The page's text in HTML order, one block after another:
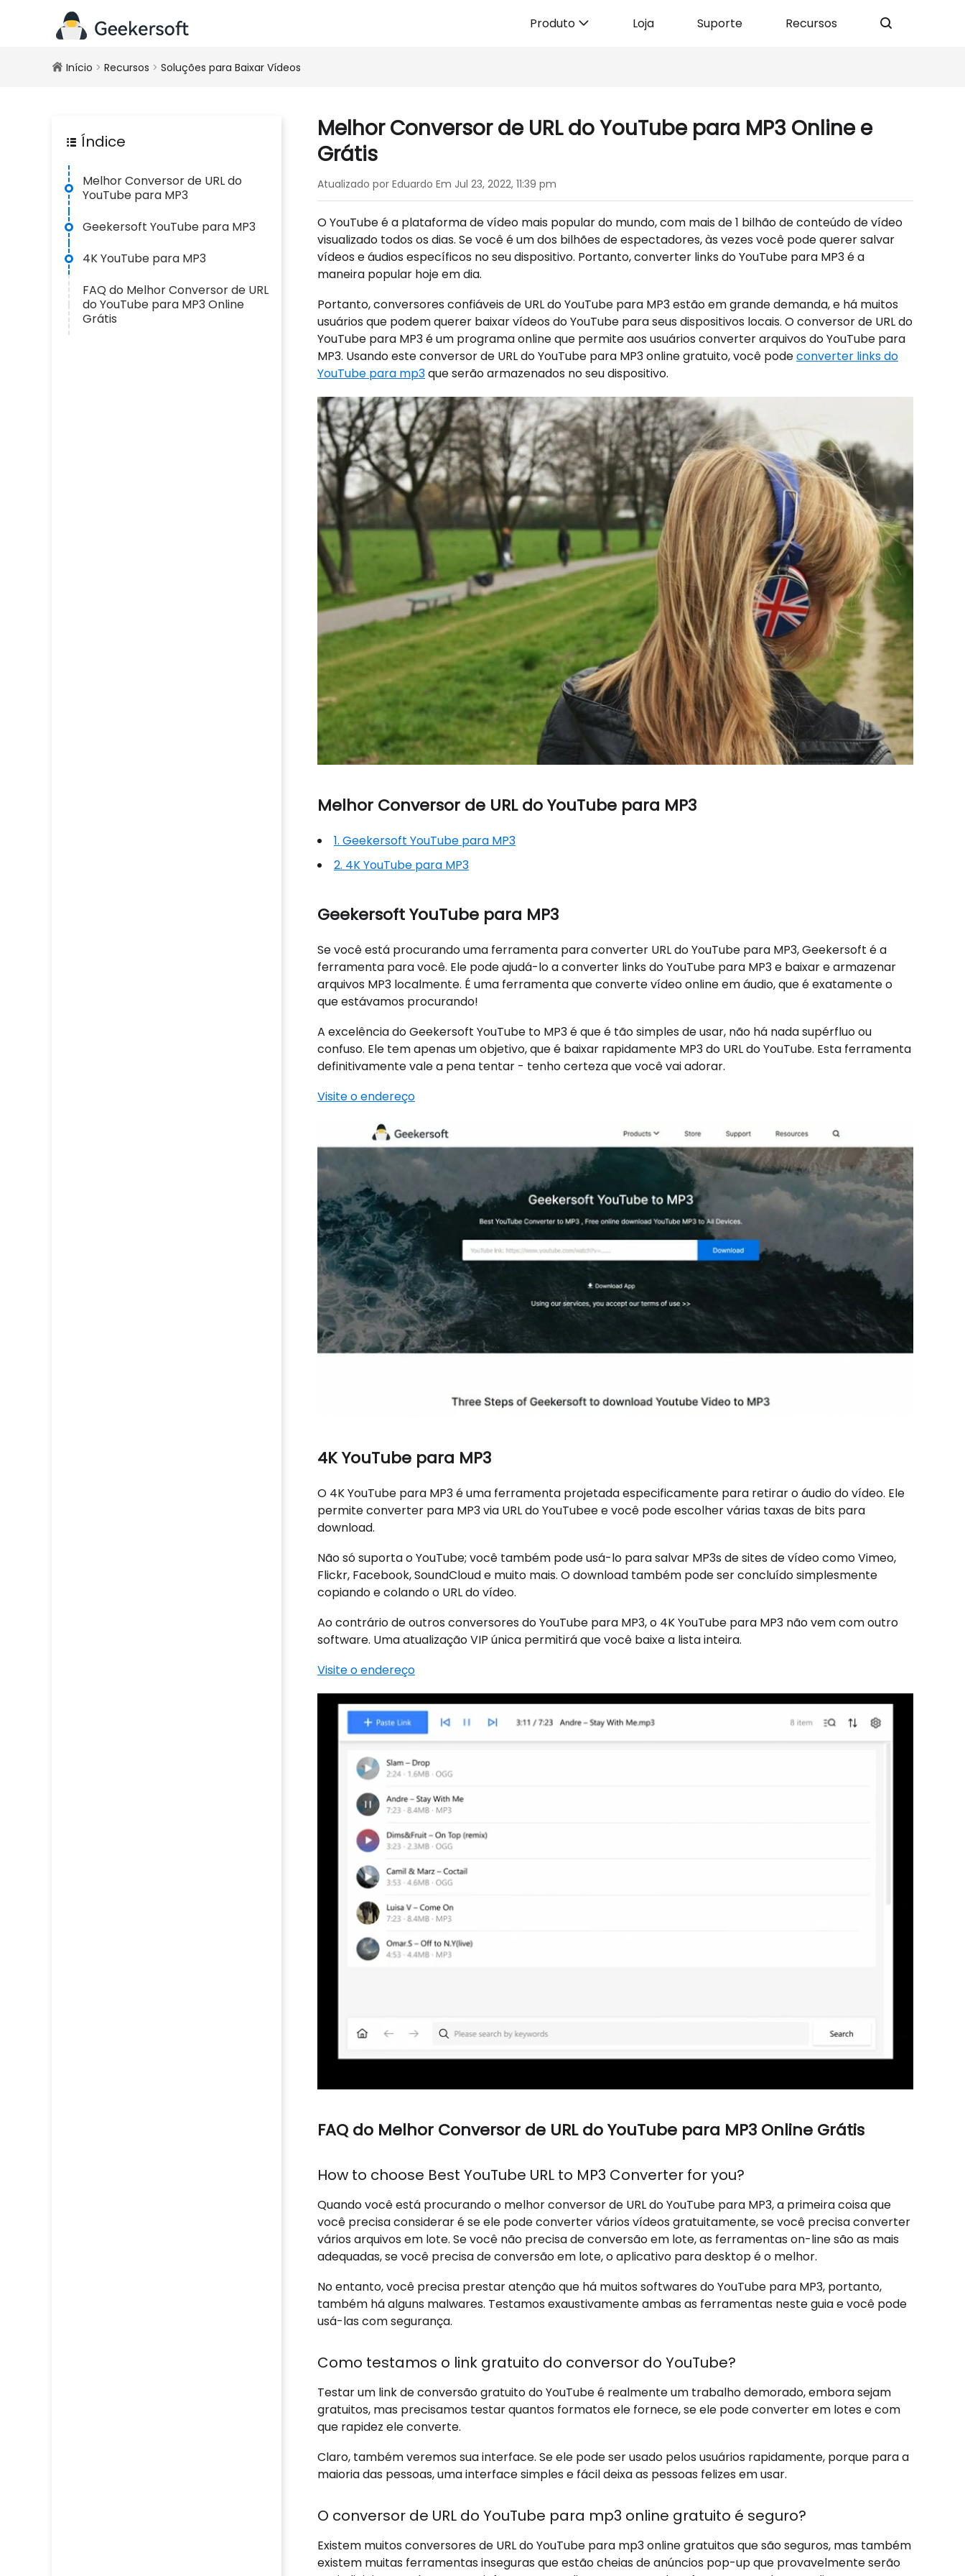
Produto Loja Suporte Recursos
Início > Recursos > Soluções para Baixar Vídeos
Índice
Melhor Conversor de URL do
YouTube para MP3
Geekersoft YouTube para MP3
4K YouTube para MP3
FAQ do Melhor Conversor de URL
do YouTube para MP3 Online
Grátis
Melhor Conversor de URL do YouTube para MP3 Online e
Grátis
Atualizado por Eduardo Em Jul 23, 2022, 11:39 pm
O YouTube é a plataforma de vídeo mais popular do mundo, com mais de 1 bilhão de conteúdo de vídeo
visualizado todos os dias. Se você é um dos bilhões de espectadores, às vezes você pode querer salvar
vídeos e áudios específicos no seu dispositivo. Portanto, converter links do YouTube para MP3 é a
maneira popular hoje em dia.
Portanto, conversores confiáveis de URL do YouTube para MP3 estão em grande demanda, e há muitos
usuários que podem querer baixar vídeos do YouTube para seus dispositivos locais. O conversor de URL do
YouTube para MP3 é um programa online que permite aos usuários converter arquivos do YouTube para
MP3. Usando este conversor de URL do YouTube para MP3 online gratuito, você podeconverter links do
YouTube para mp3que serão armazenados no seu dispositivo.
Melhor Conversor de URL do YouTube para MP3
1. Geekersoft YouTube para MP3
2. 4K YouTube para MP3
Geekersoft YouTube para MP3
Se você está procurando uma ferramenta para converter URL do YouTube para MP3, Geekersoft é a
ferramenta para você. Ele pode ajudá-lo a converter links do YouTube para MP3 e baixar e armazenar
arquivos MP3 localmente. É uma ferramenta que converte vídeo online em áudio, que é exatamente o
que estávamos procurando!
A excelência do Geekersoft YouTube to MP3 é que é tão simples de usar, não há nada supérfluo ou
confuso. Ele tem apenas um objetivo, que é baixar rapidamente MP3 do URL do YouTube. Esta ferramenta
definitivamente vale a pena tentar - tenho certeza que você vai adorar.
Visite o endereço
4K YouTube para MP3
O 4K YouTube para MP3 é uma ferramenta projetada especificamente para retirar o áudio do vídeo. Ele
permite converter para MP3 via URL do YouTubee e você pode escolher várias taxas de bits para
download.
Não só suporta o YouTube; você também pode usá-lo para salvar MP3s de sites de vídeo como Vimeo,
Flickr, Facebook, SoundCloud e muito mais. O download também pode ser concluído simplesmente
copiando e colando o URL do vídeo.
Ao contrário de outros conversores do YouTube para MP3, o 4K YouTube para MP3 não vem com outro
software. Uma atualização VIP única permitirá que você baixe a lista inteira.
Visite o endereço
FAQ do Melhor Conversor de URL do YouTube para MP3 Online Grátis
How to choose Best YouTube URL to MP3 Converter for you?
Quando você está procurando o melhor conversor de URL do YouTube para MP3, a primeira coisa que
você precisa considerar é se ele pode converter vários vídeos gratuitamente, se você precisa converter
vários arquivos em lote. Se você não precisa de conversão em lote, as ferramentas on-line são as mais
adequadas, se você precisa de conversão em lote, o aplicativo para desktop é o melhor.
No entanto, você precisa prestar atenção que há muitos softwares do YouTube para MP3, portanto,
também há alguns malwares. Testamos exaustivamente ambas as ferramentas neste guia e você pode
usá-las com segurança.
Como testamos o link gratuito do conversor do YouTube?
Testar um link de conversão gratuito do YouTube é realmente um trabalho demorado, embora sejam
gratuitos, mas precisamos testar quantos formatos ele fornece, se ele pode converter em lotes e com
que rapidez ele converte.
Claro, também veremos sua interface. Se ele pode ser usado pelos usuários rapidamente, porque para a
maioria das pessoas, uma interface simples e fácil deixa as pessoas felizes em usar.
O conversor de URL do YouTube para mp3 online gratuito é seguro?
Existem muitos conversores de URL do YouTube para mp3 online gratuitos que são seguros, mas também
existem muitas ferramentas inseguras que estão cheias de anúncios pop-up que provavelmente serão